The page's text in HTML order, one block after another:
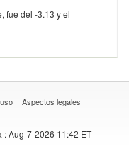
fue del -3.13 y el
Aspectos legales
: Aug-7-2026 11:42 ET